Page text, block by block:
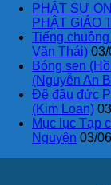
PHẬT SỰ
PHẬT GIÁO
Tiếng
Văn Thái)
Bóng sen
(Nguyễn An
Đê đầu đức
(Kim Loan)
Mục lục Tạp
Nguyện 03/